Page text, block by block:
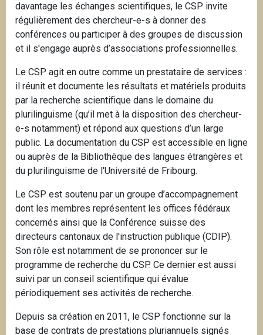
davantage les échanges scientifiques, le CSP invite
régulièrement des chercheur-e-s à donner des
conférences ou participer à des groupes de discussion
et il s'engage auprès d’associations professionnelles.
Le CSP agit en outre comme un prestataire de services :
il réunit et documente les résultats et matériels produits
par la recherche scientifique dans le domaine du
plurilinguisme (qu’il met à la disposition des chercheur-
e-s notamment) et répond aux questions d’un large
public. La documentation du CSP est accessible en ligne
ou auprès de la Bibliothèque des langues étrangères et
du plurilinguisme de l'Université de Fribourg.
Le CSP est soutenu par un groupe d’accompagnement
dont les membres représentent les offices fédéraux
concernés ainsi que la Conférence suisse des
directeurs cantonaux de l'instruction publique (CDIP).
Son rôle est notamment de se prononcer sur le
programme de recherche du CSP. Ce dernier est aussi
suivi par un conseil scientifique qui évalue
périodiquement ses activités de recherche.
Depuis sa création en 2011, le CSP fonctionne sur la
base de contrats de prestations pluriannuels signés